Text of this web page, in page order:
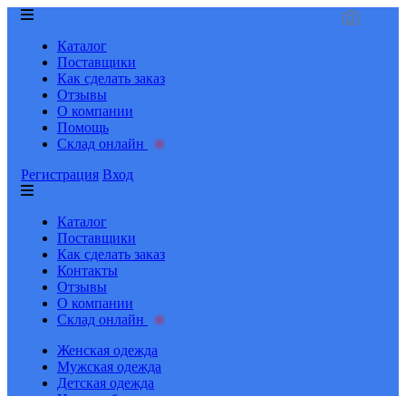
Каталог
Поставщики
Как сделать заказ
Отзывы
О компании
Помощь
Склад онлайн
Регистрация Вход
Каталог
Поставщики
Как сделать заказ
Контакты
Отзывы
О компании
Склад онлайн
Женская одежда
Мужская одежда
Детская одежда